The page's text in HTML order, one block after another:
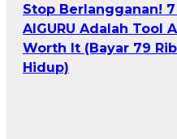
Stop Berlangganan!
AIGURU Adalah Tool
Worth It (Bayar 79
Hidup)